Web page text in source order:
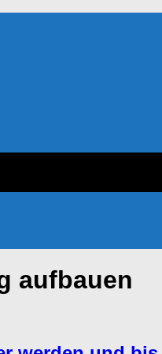
aufbauen